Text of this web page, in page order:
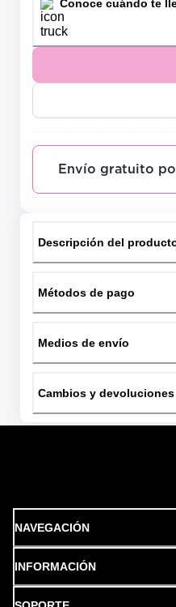
Conoce cuándo te
Envío gratuito
Descripción del
Métodos de pago
Medios de envío
Cambios y devoluciones
NAVEGACIÓN
INFORMACIÓN